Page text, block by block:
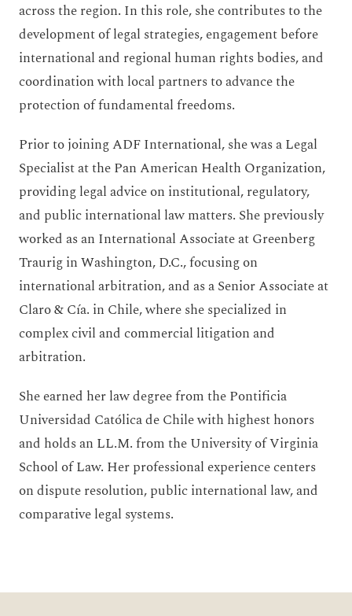
across the region. In this role, she contributes to the
development of legal strategies, engagement before
international and regional human rights bodies, and
coordination with local partners to advance the
protection of fundamental freedoms.
Prior to joining ADF International, she was a Legal
Specialist at the Pan American Health Organization,
providing legal advice on institutional, regulatory,
and public international law matters. She previously
worked as an International Associate at Greenberg
Traurig in Washington, D.C., focusing on
international arbitration, and as a Senior Associate at
Claro & Cía. in Chile, where she specialized in
complex civil and commercial litigation and
arbitration.
She earned her law degree from the Pontificia
Universidad Católica de Chile with highest honors
and holds an LL.M. from the University of Virginia
School of Law. Her professional experience centers
on dispute resolution, public international law, and
comparative legal systems.